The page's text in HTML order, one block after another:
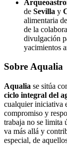
de Sevilla y
alimentaria
de la
divulgación
yacimientos
Sobre Aqualia
Aqualia se sitúa
ciclo integral del
cualquier iniciativa
compromiso y
trabaja no se limita
va más allá y
especial, de